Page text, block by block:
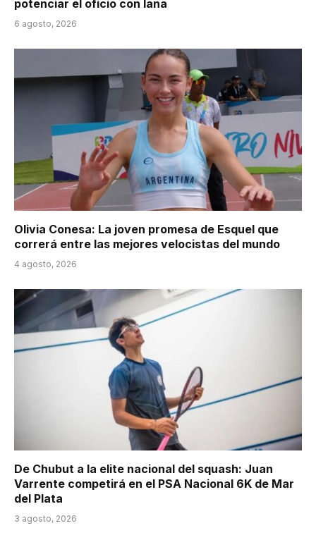
potenciar el oficio con lana
6 agosto, 2026
Olivia Conesa: La joven promesa de Esquel que
correrá entre las mejores velocistas del mundo
4 agosto, 2026
De Chubut a la elite nacional del squash: Juan
Varrente competirá en el PSA Nacional 6K de Mar
del Plata
3 agosto, 2026